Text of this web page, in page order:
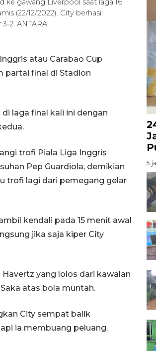
ke gawang Liverpool saat laga 16
(22/12/2022). City berhasil
2. ANTARA
atau Carabao Cup
partai final di Stadion
laga final kali ini dengan
trofi Piala Liga Inggris
Pep Guardiola, demikian
trofi lagi dari pemegang gelar
kendali pada 15 menit awal
jika saja kiper City
yang lolos dari kawalan
atas bola muntah.
City sempat balik
ia membuang peluang.
5